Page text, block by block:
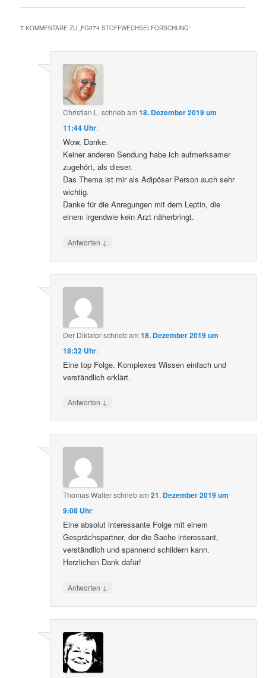
7 KOMMENTARE ZU „FG074 STOFFWECHSELFORSCHUNG“
Christian L.schriebam18. Dezember 2019 um
11:44 Uhr:
Wow, Danke.
Keiner anderen Sendung habe ich aufmerksamer
zugehört, als dieser.
Das Thema ist mir als Adipöser Person auch sehr
wichtig.
Danke für die Anregungen mit dem Leptin, die
einem irgendwie kein Arzt näherbringt.
Antworten ↓
Der Diktatorschriebam18. Dezember 2019 um
18:32 Uhr:
Eine top Folge. Komplexes Wissen einfach und
verständlich erklärt.
Antworten ↓
Thomas Walterschriebam21. Dezember 2019 um
9:08 Uhr:
Eine absolut interessante Folge mit einem
Gesprächspartner, der die Sache interessant,
verständlich und spannend schildern kann.
Herzlichen Dank dafür!
Antworten ↓